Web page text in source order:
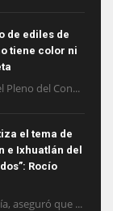
de ediles de
tiene color ni
Pleno del Con...
el tema de
e Ixhuatlán del
Rocío
aseguró que ...